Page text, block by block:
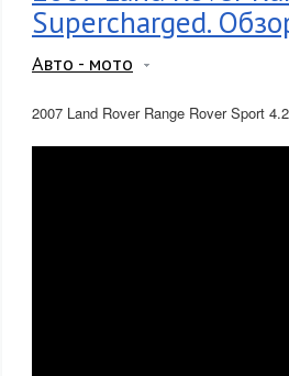
Supercharged.
Авто - мото
2007 Land Rover Range Rover Sport